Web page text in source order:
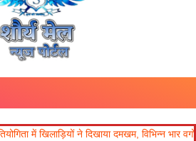
ने दिखाया दमखम, विभिन्न भार वर्गों में विजेता